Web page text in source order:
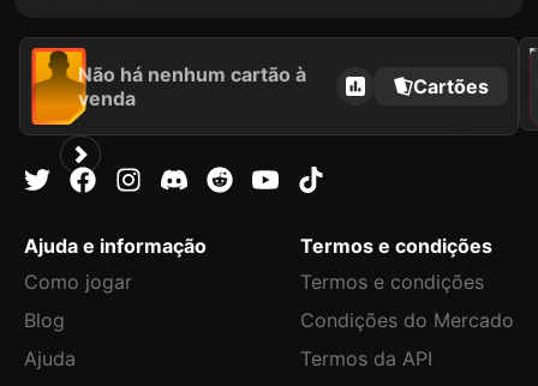
Não há nenhum cartão à
venda
Cartões
2022
Ajuda e informação
Como jogar
Blog
Ajuda
Termos e condições
Termos e condições
Condições do Mercado
Termos da API